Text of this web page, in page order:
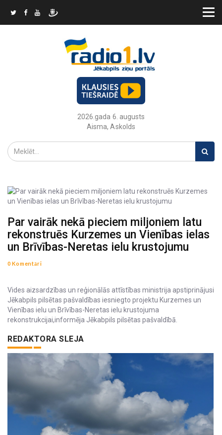
2026.gada 6. augusts
Aisma, Askolds
Par vairāk nekā pieciem miljoniem latu
rekonstruēs Kurzemes un Vienības ielas
un Brīvības-Neretas ielu krustojumu
0 Komentāri
Vides aizsardzības un reģionālās attīstības ministrija apstiprinājusi
Jēkabpils pilsētas pašvaldības iesniegto projektu Kurzemes un
Vienības ielu un Brīvības-Neretas ielu krustojuma
rekonstrukcijai,informēja Jēkabpils pilsētas pašvaldībā.
REDAKTORA SLEJA